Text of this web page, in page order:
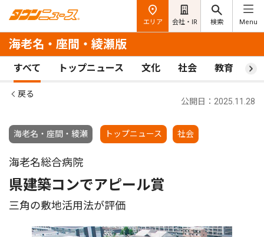
エリア 会社・IR 検索 Menu
海老名・座間・綾瀬版
すべて トップニュース 文化 社会 教育 ス
戻る
海老名・座間・綾瀬 トップニュース 社会
公開日：2025.11.28
海老名総合病院
県建築コンでアピール賞
三角の敷地活用法が評価